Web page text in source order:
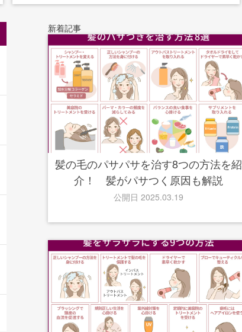
新着記事
髪の毛のパサパサを治す8つの方法を紹
介！ 髪がパサつく原因も解説
公開日 2025.03.19